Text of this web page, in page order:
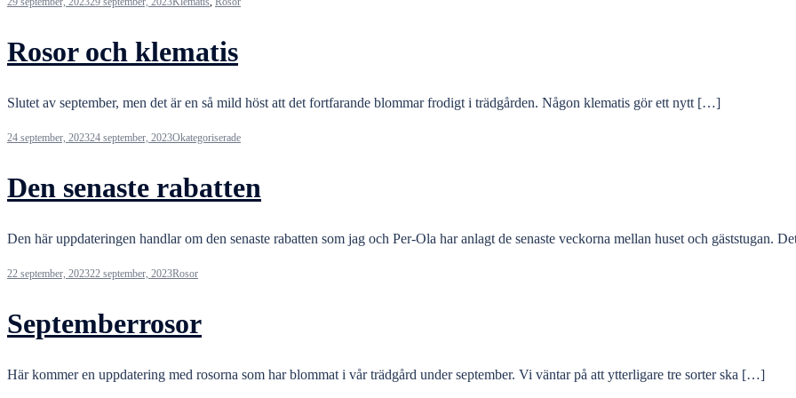
Rosor och klematis
Slutet av september, men det är en så mild höst att det fortfarande blommar frodigt i trädgården. Någon klematis gör ett nytt […]
24 september, 202324 september, 2023Okategoriserade
Den senaste rabatten
Den här uppdateringen handlar om den senaste rabatten som jag och Per-Ola har anlagt de senaste veckorna mellan huset och gäststugan.
22 september, 202322 september, 2023Rosor
Septemberrosor
Här kommer en uppdatering med rosorna som har blommat i vår trädgård under september. Vi väntar på att ytterligare tre sorter ska […]